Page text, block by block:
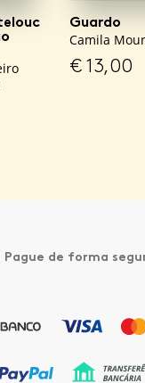
Guardo
Camila
€13,00
Pague de forma